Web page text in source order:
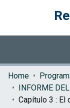
Communities &
Browse DSpace
Home